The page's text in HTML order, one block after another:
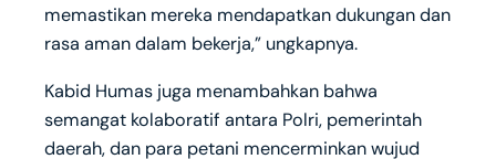
memastikan mereka mendapatkan dukungan dan
rasa aman dalam bekerja,” ungkapnya.
Kabid Humas juga menambahkan bahwa
semangat kolaboratif antara Polri, pemerintah
daerah, dan para petani mencerminkan wujud